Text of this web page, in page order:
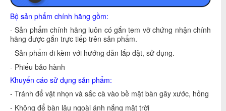
Bộ sản phẩm chính hãng gồm:
- Sản phẩm chính hãng luôn có gắn tem vỡ chứng nhận chính
hãng được gắn trực tiếp trên sản phẩm.
- Sản phẩm đi kèm với hướng dẫn lắp đặt, sử dụng.
- Phiếu bảo hành
Khuyến cáo sử dụng sản phẩm:
- Tránh để vật nhọn và sắc cà vào bề mặt bàn gây xước, hỏng
- Không để bàn lâu ngoài ánh nắng mặt trời